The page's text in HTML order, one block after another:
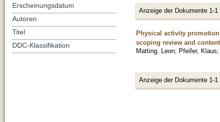
Anzeige der Dokumente 1-1
Physical activity
scoping review and
Matting, Leon; Pfeifer, Klaus
Anzeige der Dokumente 1-1
Erscheinungsdatum
Autoren
Titel
DDC-Klassifikation